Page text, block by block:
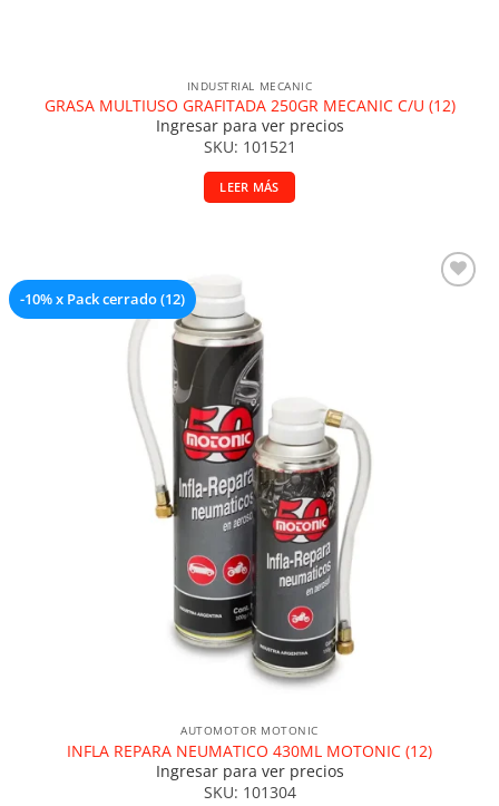
INDUSTRIAL MECANIC
GRASA MULTIUSO GRAFITADA 250GR MECANIC C/U (12)
Ingresar para ver precios
SKU: 101521
LEER MÁS
-10% x Pack cerrado (12)
AUTOMOTOR MOTONIC
INFLA REPARA NEUMATICO 430ML MOTONIC (12)
Ingresar para ver precios
SKU: 101304